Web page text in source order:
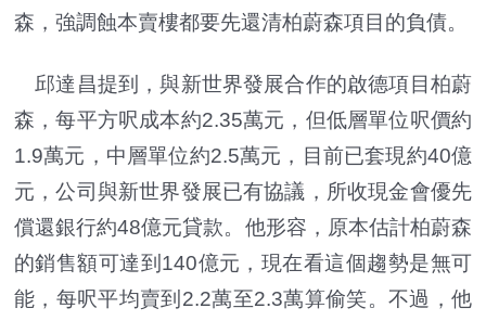
森，強調蝕本賣樓都要先還清柏蔚森項目的負債。
邱達昌提到，與新世界發展合作的啟德項目柏蔚
森，每平方呎成本約2.35萬元，但低層單位呎價約
1.9萬元，中層單位約2.5萬元，目前已套現約40億
元，公司與新世界發展已有協議，所收現金會優先
償還銀行約48億元貸款。他形容，原本估計柏蔚森
的銷售額可達到140億元，現在看這個趨勢是無可
能，每呎平均賣到2.2萬至2.3萬算偷笑。不過，他